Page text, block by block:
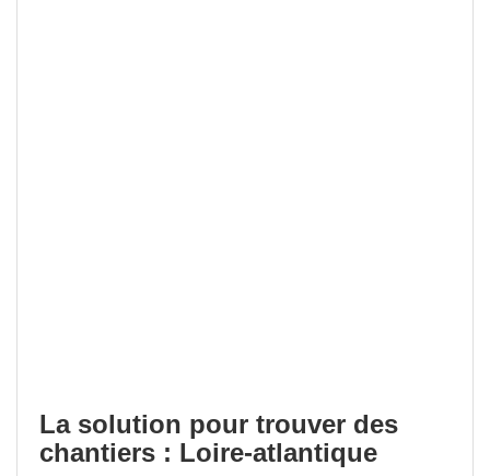
La solution pour trouver des
chantiers : Loire-atlantique